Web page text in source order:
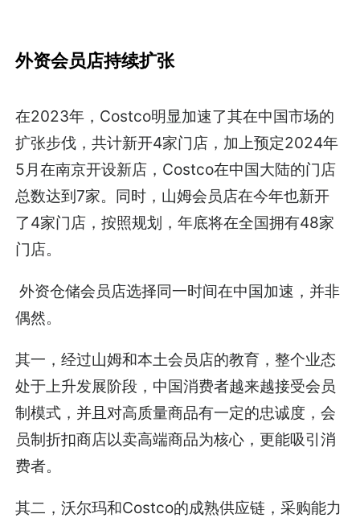
外资会员店持续扩张
在2023年，Costco明显加速了其在中国市场的
扩张步伐，共计新开4家门店，加上预定2024年
5月在南京开设新店，Costco在中国大陆的门店
总数达到7家。同时，山姆会员店在今年也新开
了4家门店，按照规划，年底将在全国拥有48家
门店。
外资仓储会员店选择同一时间在中国加速，并非
偶然。
其一，经过山姆和本土会员店的教育，整个业态
处于上升发展阶段，中国消费者越来越接受会员
制模式，并且对高质量商品有一定的忠诚度，会
员制折扣商店以卖高端商品为核心，更能吸引消
费者。
其二，沃尔玛和Costco的成熟供应链，采购能力